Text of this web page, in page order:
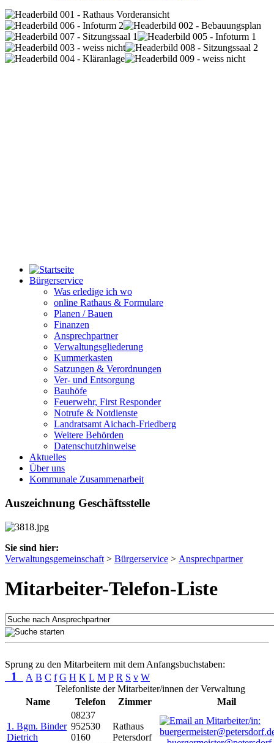
Bürgerservice
Was erledige ich wo
online Rathaus & Formulare
Planen / Bauen
Finanzen
Ansprechpartner
Verwaltungsgliederung
Kummerkasten
Satzungen & Verordnungen
Ver- und Entsorgung
Bauhöfe
Feuerwehr, First Responder
Notrufe & Notdienste
Landratsamt Aichach-Friedberg
Weitere Behörden
Datenschutzhinweise
Aktuelles
Über uns
Kommunale Zusammenarbeit
Auszeichnung Geschäftsstelle
Sie sind hier:
Verwaltungsgemeinschaft > Bürgerservice > Ansprechpartner
Mitarbeiter-Telefon-Liste
Sprung zu den Mitarbeitern mit dem Anfangsbuchstaben:
1 A B C f G H K L M P R S v W
Telefonliste der Mitarbeiter/innen der Verwaltung
Name
Telefon Zimmer Mail
1. Bgm. Binder
Dietrich
08237
952530
0160
Rathaus
Petersdorf